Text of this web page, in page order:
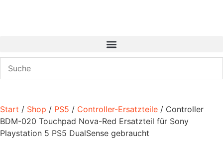
Start / Shop / PS5 / Controller-Ersatzteile / Controller
BDM-020 Touchpad Nova-Red Ersatzteil für Sony
Playstation 5 PS5 DualSense gebraucht